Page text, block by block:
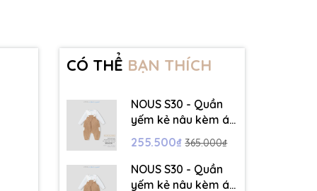
CÓ THỂ BẠN THÍCH
NOUS S30 - Quần
yếm kẻ nâu kèm áo
dài tay màu trắng -
3-6M - SS26.T5C
255.500₫ 365.000₫
NOUS S30 - Quần
yếm kẻ nâu kèm áo